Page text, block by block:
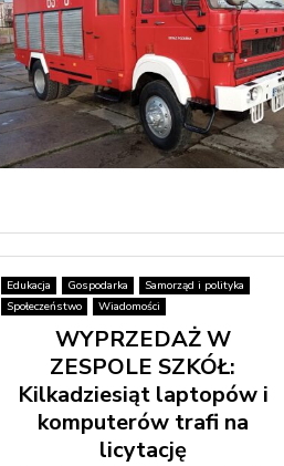
Edukacja Gospodarka
Samorząd i polityka
Społeczeństwo
Wiadomości
WYPRZEDAŻ W
ZESPOLE SZKÓŁ:
Kilkadziesiąt laptopów i
komputerów trafi na
licytację